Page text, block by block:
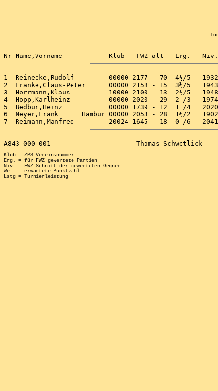
1  Reinecke,Rudolf         00000 2177 - 70  4½/5
2  Franke,Claus-Peter      00000 2158 - 15  3½/5
3  Herrmann,Klaus          10000 2100 - 13  2½/5
4  Hopp,Karlheinz          00000 2020 - 29  2 /3
5  Bedbur,Heinz            00000 1739 - 12  1 /4
6  Meyer,Frank      Hambur 00000 2053 - 28  1½/2
Klub = ZPS-Vereinsnummer
Erg. = für FWZ gewertete Partien
Niv. = FWZ-Schnitt der gewerteten Gegner
We   = erwartete Punktzahl